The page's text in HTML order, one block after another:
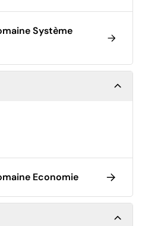
Système
Economie